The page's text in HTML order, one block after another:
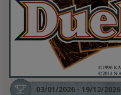
03/01/2026 - 19/12/2026